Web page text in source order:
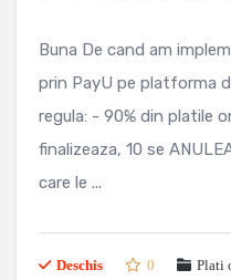
Buna De cand am
prin PayU pe platforma
regula: - 90% din platile
finalizeaza, 10 se
care le ...
Deschis 0 Plati